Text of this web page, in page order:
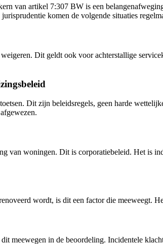
van artikel 7:307 BW is een
komen de volgende situaties
Dit geldt ook voor achterstallige
Dit zijn beleidsregels, geen harde
van woningen. Dit is corporatiebeleid. Het is
wordt, is dit een factor die meeweegt.
meewegen in de beoordeling. Incidentele